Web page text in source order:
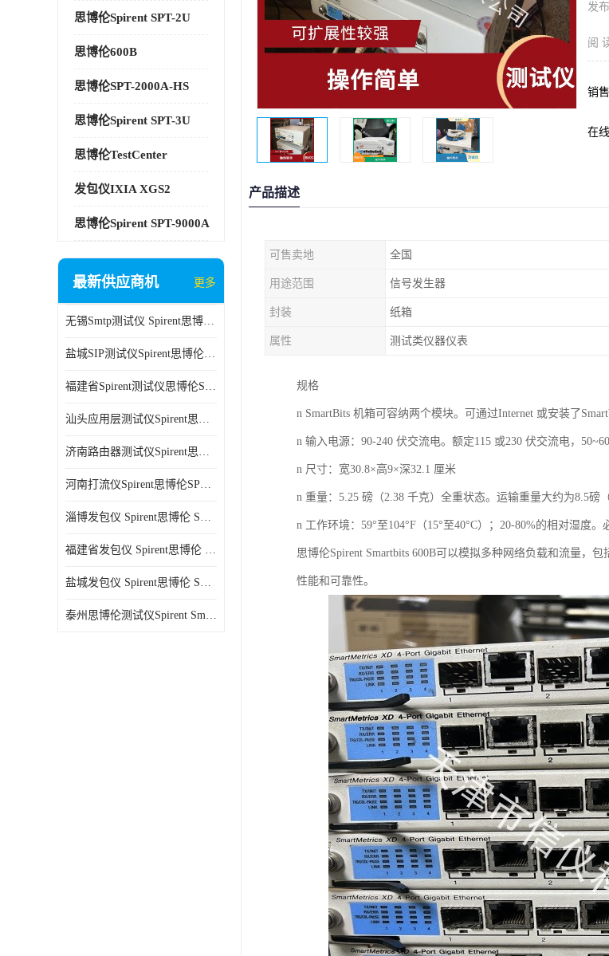
思博伦Spirent SPT-2U
思博伦600B
思博伦SPT-2000A-HS
思博伦Spirent SPT-3U
思博伦TestCenter
发包仪IXIA XGS2
思博伦Spirent SPT-9000A
最新供应商机 更多
无锡Smtp测试仪 Spirent思博伦 C100 方便用户进行测试
盐城SIP测试仪Spirent思博伦SPT-2U 可扩展性较强 高速数据传输
福建省Spirent测试仪思博伦SPT-2U 能够快速上手 方便用户进行测试
汕头应用层测试仪Spirent思博伦SPT-2U 提高测试效率 适用于多种行业
济南路由器测试仪Spirent思博伦SPT-2U 用户界面友好 多种测试功能
河南打流仪Spirent思博伦SPT-2U 操作简单 灵活的测试方案
淄博发包仪 Spirent思博伦 SmartBits 600B 高速数据传输
福建省发包仪 Spirent思博伦 SmartBits 600B 可以支持多种通信技术
盐城发包仪 Spirent思博伦 SmartBits 600B 可配置多个单端测试模块
泰州思博伦测试仪Spirent SmartBits 600B 灵活的测试方案
发
阅
销
在线
产品描述
可售卖地 全国
用途范围 信号发生器
封装 纸箱
属性 测试类仪器仪表
规格
n SmartBits 机箱可容纳两个模块。可通过Internet 或安装了
n 输入电源：90-240 伏交流电。额定115 或230 伏交流电，
n 尺寸：宽30.8×高9×深32.1 厘米
n 重量：5.25 磅（2.38 千克）全重状态。运输重量大约为8.5磅
n 工作环境：59°至104°F（15°至40°C）；20-80%的相对湿度
思博伦Spirent Smartbits 600B可以模拟多种网络负载和流量，
性能和可靠性。